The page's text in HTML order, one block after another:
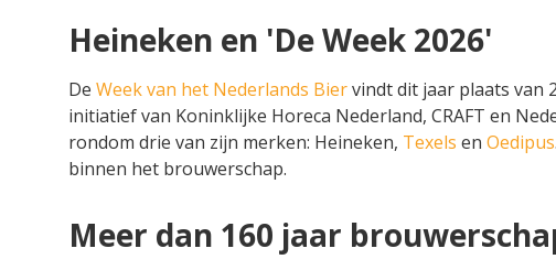
Heineken en 'De Week 2026'
De Week van het Nederlands Biervindt dit jaar plaats van
initiatief van Koninklijke Horeca Nederland, CRAFT en
rondom drie van zijn merken: Heineken, Texels en Oedipus
binnen het brouwerschap.
Meer dan 160 jaar